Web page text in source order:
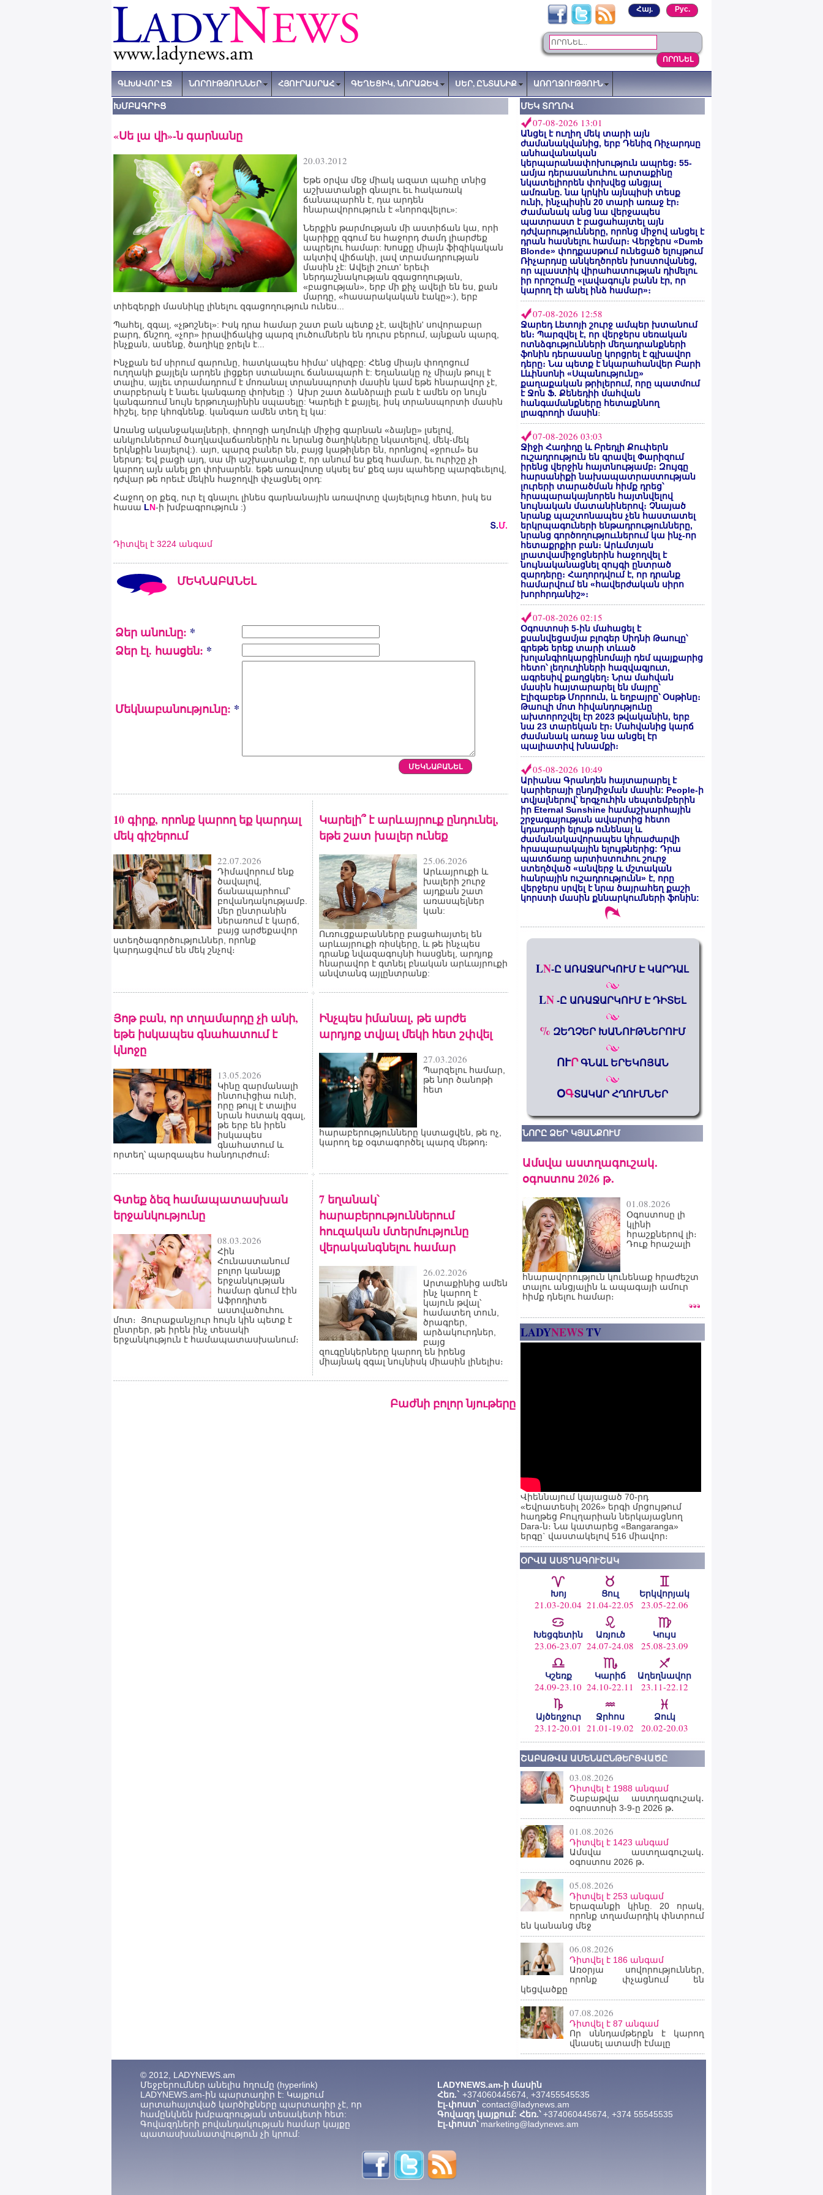
Рус.
Հայ.
ԳԼԽԱՎՈՐ ԷՋ ՆՈՐՈՒԹՅՈՒՆՆԵՐ ՀՅՈՒՐԱՍՐԱՀ ԳԵՂԵՑԻԿ, ՆՈՐԱՁԵՎ ՍԵՐ, ԸՆՏԱՆԻՔ ԱՌՈՂՋՈՒԹՅՈՒՆ
ԽՄԲԱԳՐԻՑ
«Սե լա վի»-ն գարնանը
20.03.2012
Եթե օրվա մեջ միակ ազատ պահը տնից
աշխատանքի գնալու եւ հակառակ
ճանապարհն է, դա արդեն
հնարավորություն է «նորոգվելու»:
Ներքին թարմության մի աստիճան կա, որի
կարիքը զգում ես հաջորդ ժամդ լիարժեք
ապրելու համար: Խոսքը միայն ֆիզիկական
ակտիվ վիճակի, լավ տրամադրության
մասին չէ: Ավելի շուտ' երեւի
ներդաշնակության զգացողության,
«բացության», երբ մի քիչ ավելի են ես, քան
մարդը, «հասարակական էակը»:), երբ
տիեզերքի մասնիկը լինելու զգացողություն ունես...
Պահել, զգալ, «չթոշնել»: Իսկ դրա համար շատ բան պետք չէ, ավելին' սովորաբար
բարդ, ճնշող, «չոր» իրավիճակից պարզ լուծումներն են դուրս բերում, այնքան պարզ,
ինչքան, ասենք, ծաղիկը ջրելն է...
Ինչքան եմ սիրում գարունը, հատկապես հիմա' սկիզբը: Հենց միայն փողոցում
ուղղակի քայլելն արդեն լիցքեր ստանալու ճանապարհ է: Եղանակը ոչ միայն թույլ է
տալիս, այլեւ տրամադրում է մոռանալ տրանսպորտի մասին կամ եթե հնարավոր չէ,
տարբերակ է նաեւ կանգառը փոխելը :) Ախր շատ ձանձրալի բան է ամեն օր նույն
կանգառում նույն երթուղայինին սպասելը: Կարելի է քայլել, իսկ տրանսպորտի մասին
հիշել, երբ կհոգնենք. կանգառ ամեն տեղ էլ կա:
Առանց ականջակալների, փողոցի աղմուկի միջից գարնան «ձայնը» լսելով,
անկյուններում ծաղկավաճառներին ու նրանց ծաղիկները նկատելով, մեկ-մեկ
երկնքին նայելով:). այո, պարզ բաներ են, բայց կաթիլներ են, որոնցով «ջրում» ես
ներսդ: Եվ բացի այդ, սա մի աշխատանք է, որ անում ես քեզ համար, եւ ուրիշը չի
կարող այն անել քո փոխարեն. եթե առավոտը սկսել ես' քեզ այս պահերը պարգեւելով,
դժվար թե որեւէ մեկին հաջողվի փչացնել օրդ:
Հաջող օր քեզ, ուր էլ գնալու լինես գարնանային առավոտը վայելելուց հետո, իսկ ես
հասա LN-ի խմբագրություն :)
Տ.Մ.
Դիտվել է 3224 անգամ
ՄԵԿՆԱԲԱՆԵԼ
Ձեր անունը: *
Ձեր էլ. հասցեն: *
Մեկնաբանությունը: *
10 գիրք, որոնք կարող եք կարդալ
մեկ գիշերում
22.07.2026
Դիմավորում ենք
ծավալով,
ճանապարհում՝
բովանդակությամբ.
մեր ընտրանին
ներառում է կարճ,
բայց արժեքավոր
ստեղծագործություններ, որոնք
կարդացվում են մեկ շնչով։
Կարելի՞ է արևայրուք ընդունել,
եթե շատ խալեր ունեք
25.06.2026
Արևայրուքի և
խալերի շուրջ
այդքան շատ
առասպելներ
կան:
Ուռուցքաբանները բացահայտել են
արևայրուքի ռիսկերը, և թե ինչպես
դրանք նվազագույնի հասցնել, արդյոք
հնարավոր է գտնել բնական արևայրուքի
անվտանգ այլընտրանք:
Յոթ բան, որ տղամարդը չի անի,
եթե իսկապես գնահատում է
կնոջը
13.05.2026
Կինը զարմանալի
ինտուիցիա ունի,
որը թույլ է տալիս
նրան հստակ զգալ,
թե երբ են իրեն
իսկապես
գնահատում և
որտեղ՝ պարզապես հանդուրժում։
Ինչպես իմանալ, թե արժե
արդյոք տվյալ մեկի հետ շփվել
27.03.2026
Պարզելու համար,
թե նոր ծանոթի
հետ
հարաբերությունները կստացվեն, թե ոչ,
կարող եք օգտագործել պարզ մեթոդ։
Գտեք ձեզ համապատասխան
երջանկությունը
08.03.2026
Հին
Հունաստանում
բոլոր կանայք
երջանկության
համար գնում էին
Աֆրոդիտե
աստվածուհու
մոտ։ Յուրաքանչյուր հույն կին պետք է
ընտրեր, թե իրեն ինչ տեսակի
երջանկություն է համապատասխանում։
7 եղանակ՝
հարաբերություններում
հուզական մտերմությունը
վերականգնելու համար
26.02.2026
Արտաքինից ամեն
ինչ կարող է
կայուն թվալ՝
համատեղ տուն,
ծրագրեր,
արձակուրդներ,
բայց
զուգընկերները կարող են իրենց
միայնակ զգալ նույնիսկ միասին լինելիս։
Բաժնի բոլոր նյութերը
ՄԵԿ ՏՈՂՈՎ
07-08-2026 13:01
Անցել է ուղիղ մեկ տարի այն
ժամանակվանից, երբ Դենիզ Ռիչարդսը
անհավանական
կերպարանափոխություն ապրեց։ 55-
ամյա դերասանուհու արտաքինը
նկատելիորեն փոխվեց անցյալ
ամռանը. նա կրկին այնպիսի տեսք
ունի, ինչպիսին 20 տարի առաջ էր։
Ժամանակ անց նա վերջապես
պատրաստ է բացահայտել այն
դժվարությունները, որոնց միջով անցել է
դրան հասնելու համար։ Վերջերս «Dumb
Blonde» փոդքասթում ունեցած ելույթում
Ռիչարդսը անկեղծորեն խոստովանեց,
որ պլաստիկ վիրահատության դիմելու
իր որոշումը «լավագույն բանն էր, որ
կարող էի անել ինձ համար»։
07-08-2026 12:58
Ջարեդ Լետոյի շուրջ ամպեր խտանում
են։ Պարզվել է, որ վերջերս սեռական
ոտնձգությունների մեղադրանքների
ֆոնին դերասանը կորցրել է գլխավոր
դերը։ Նա պետք է նկարահանվեր Բարի
Լևինսոնի «Սպանությունը»
քաղաքական թրիլերում, որը պատմում
է Ջոն Ֆ. Քենեդիի մահվան
հանգամանքները հետաքննող
լրագրողի մասին։
07-08-2026 03:03
Ջիջի Հադիդը և Բրեդլի Քուփերն
ուշադրություն են գրավել Փարիզում
իրենց վերջին հայտնությամբ։ Զույգը
հարսանիքի նախապատրաստության
լուրերի տարածման հիմք դրեց՝
հրապարակայնորեն հայտնվելով
նույնական մատանիներով։ Չնայած
նրանք պաշտոնապես չեն հաստատել
երկրպագուների ենթադրությունները,
նրանց գործողություւներում կա ինչ-որ
հետաքրքիր բան։ Արևմտյան
լրատվամիջոցներին հաջողվել է
նույնականացնել զույգի ընտրած
զարդերը։ Հաղորդվում է, որ դրանք
համարվում են «հավերժական սիրո
խորհրդանիշ»։
07-08-2026 02:15
Օգոստոսի 5-ին մահացել է
քսանվեցամյա բլոգեր Սիդնի Թաուլը՝
գրեթե երեք տարի տևած
խոլանգիոկարցինոմայի դեմ պայքարից
հետո՝ լեղուղիների հազվագյուտ,
ագրեսիվ քաղցկեղ։ Նրա մահվան
մասին հայտարարել են մայրը՝
Էլիզաբեթ Մորոուն, և եղբայրը՝ Օսթինը։
Թաուլի մոտ հիվանդությունը
ախտորոշվել էր 2023 թվականին, երբ
նա 23 տարեկան էր։ Մահվանից կարճ
ժամանակ առաջ նա անցել էր
պալիատիվ խնամքի։
05-08-2026 10:49
Արիանա Գրանդեն հայտարարել է
կարիերայի ընդմիջման մասին: People-ի
տվյալներով՝ երգչուհին սեպտեմբերին
իր Eternal Sunshine համաշխարհային
շրջագայության ավարտից հետո
կդադարի ելույթ ունենալ և
ժամանակավորապես կհրաժարվի
հրապարակային ելույթներից: Դրա
պատճառը արտիստուհու շուրջ
ստեղծված «անվերջ և մշտական
հանրային ուշադրությունն» է, որը
վերջերս սրվել է նրա ծայրահեղ քաշի
կորստի մասին քննարկումների ֆոնին:
LN-Ը ԱՌԱՋԱՐԿՈՒՄ Է ԿԱՐԴԱԼ
LN-Ը ԱՌԱՋԱՐԿՈՒՄ Է ԴԻՏԵԼ
% ԶԵՂՉԵՐ ԽԱՆՈՒԹՆԵՐՈՒՄ
ՈՒՐԳՆԱԼ ԵՐԵԿՈՅԱՆ
ՕԳՏԱԿԱՐ ՀՂՈՒՄՆԵՐ
ՆՈՐԸ ՁԵՐ ԿՅԱՆՔՈՒՄ
Ամսվա աստղագուշակ․
օգոստոս 2026 թ․
01.08.2026
Օգոստոսը լի
կլինի
հրաշքներով լի։
Դուք հրաշալի
հնարավորություն կունենաք հրաժեշտ
տալու անցյալին և ապագայի ամուր
հիմք դնելու համար։
LADYNEWSTV
Վիեննայում կայացած 70-րդ
«Եվրատեսիլ 2026» երգի մրցույթում
հաղթեց Բուլղարիան ներկայացնող
Dara-ն։ Նա կատարեց «Bangaranga»
երգը` վաստակելով 516 միավոր։
ՕՐՎԱ ԱՍՏՂԱԳՈՒՇԱԿ
Խոյ
21.03-20.04
Ցուլ
21.04-22.05
Երկվորյակ
23.05-22.06
Խեցգետին
23.06-23.07
Առյուծ
24.07-24.08
Կույս
25.08-23.09
Կշեռք
24.09-23.10
Կարիճ
24.10-22.11
Աղեղնավոր
23.11-22.12
Այծեղջուր
23.12-20.01
Ջրհոս
21.01-19.02
Ձուկ
20.02-20.03
ՇԱԲԱԹՎԱ ԱՄԵՆԱԸՆԹԵՐՑՎԱԾԸ
03.08.2026
Դիտվել է 1988 անգամ
Շաբաթվա աստղագուշակ․
օգոստոսի 3-9-ը 2026 թ․
01.08.2026
Դիտվել է 1423 անգամ
Ամսվա աստղագուշակ․
օգոստոս 2026 թ․
05.08.2026
Դիտվել է 253 անգամ
Երազանքի կինը. 20 որակ,
որոնք տղամարդիկ փնտրում
են կանանց մեջ
06.08.2026
Դիտվել է 186 անգամ
Առօրյա սովորություններ,
որոնք փչացնում են
կեցվածքը
07.08.2026
Դիտվել է 87 անգամ
Որ սննդամթերքն է կարող
վնասել ատամի էմալը
© 2012, LADYNEWS.am
Մեջբերումներ անելիս հղումը (hyperlink)
LADYNEWS.am-ին պարտադիր է: Կայքում
արտահայտված կարծիքները պարտադիր չէ, որ
համընկնեն խմբագրության տեսակետի հետ:
Գովազդների բովանդակության համար կայքը
պատասխանատվություն չի կրում:
LADYNEWS.am-ի մասին
Հեռ.` +374060445674, +37455545535
Էլ-փոստ` contact@ladynews.am
Գովազդ կայքում: Հեռ.՝+374060445674, +374 55545535
Էլ-փոստ՝ marketing@ladynews.am